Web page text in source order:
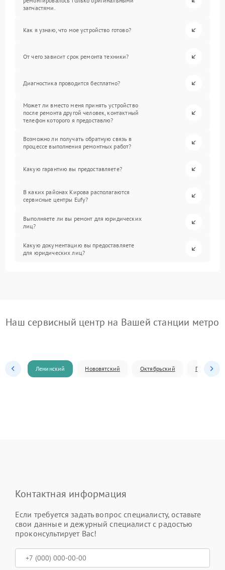
запчастями.
Как я узнаю, что мое устройство готово?
От чего зависит срок ремонта техники?
Диагностика проводится бесплатно?
Может ли вместо меня принять устройство
после ремонта другой человек, контактный
телефон которого я предоставлю?
Возможно ли получать обратную связь в
процессе выполнения ремонтных работ?
Какую гарантию вы предоставляете?
В каких районах Кирова располагаются
сервисные центры Eufy?
Выполняете ли вы ремонт для юридических
лиц?
Какую документацию вы предоставляете
для юридических лиц?
Наш сервисный центр на Вашей станции метро
Ленинский Нововятский Октябрьский
Контактная информация
Если требуется задать вопрос специалисту, оставьте
свои данные и дежурный специалист с радостью
проконсультирует Вас!